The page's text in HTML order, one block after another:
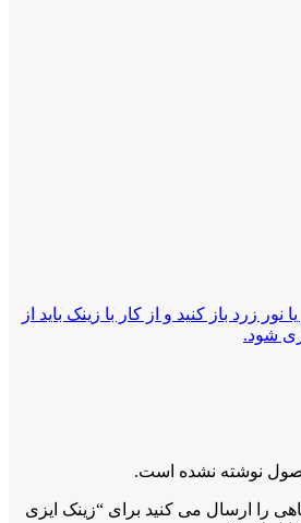
نور زرد باز کنید و از کار با زینک باید از
شود.
نوشته نشده است.
را ارسال می کنید برای “زینک ایزی